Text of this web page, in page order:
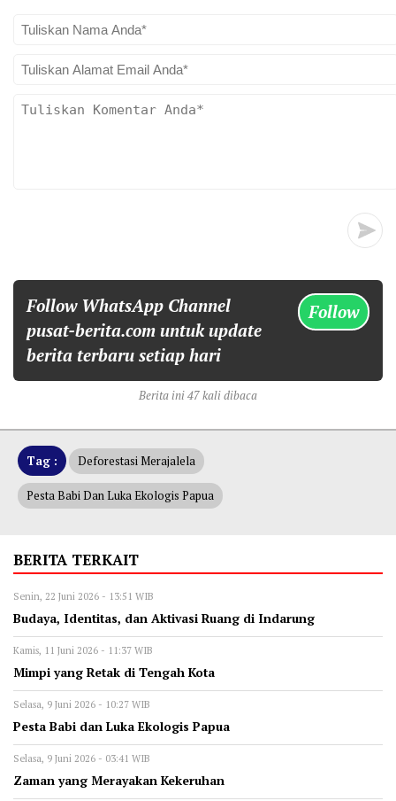
Follow WhatsApp Channel
pusat-berita.com untuk update
berita terbaru setiap hari
Follow
Berita ini 47 kali dibaca
Tag : Deforestasi Merajalela
Pesta Babi Dan Luka Ekologis Papua
BERITA TERKAIT
Senin, 22 Juni 2026 - 13:51 WIB
Budaya, Identitas, dan Aktivasi Ruang di Indarung
Kamis, 11 Juni 2026 - 11:37 WIB
Mimpi yang Retak di Tengah Kota
Selasa, 9 Juni 2026 - 10:27 WIB
Pesta Babi dan Luka Ekologis Papua
Selasa, 9 Juni 2026 - 03:41 WIB
Zaman yang Merayakan Kekeruhan